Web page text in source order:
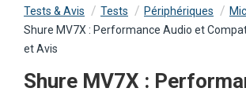
Tests & Avis
Tests Périphériques
Shure MV7X : Performance Audio et
et Avis
Shure MV7X :